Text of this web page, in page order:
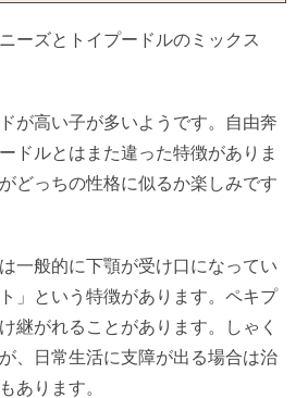
ーズとトイプードルのミックス
が高い子が多いようです。自由奔
ドルとはまた違った特徴がありま
どっちの性格に似るか楽しみです
一般的に下顎が受け口になってい
」という特徴があります。ペキプ
継がれることがあります。しゃく
、日常生活に支障が出る場合は治
あります。